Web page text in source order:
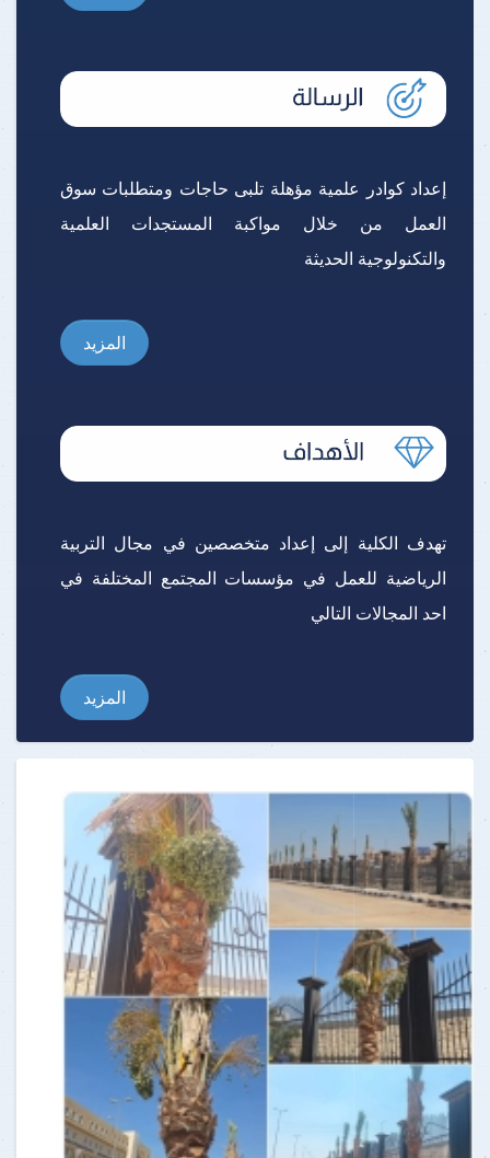
إعداد كوادر علمية مؤهلة تلبى حاجات ومتطلبات سوق
العمل من خلال مواكبة المستجدات العلمية
والتكنولوجية الحديثة
المزيد
تهدف الكلية إلى إعداد متخصصين في مجال التربية
الرياضية للعمل في مؤسسات المجتمع المختلفة في
احد المجالات التالي
المزيد